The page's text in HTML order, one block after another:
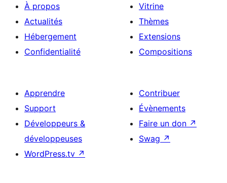
À propos
Actualités
Hébergement
Confidentialité
Vitrine
Thèmes
Extensions
Compositions
Apprendre
Support
Développeurs &
développeuses
WordPress.tv ↗
Contribuer
Évènements
Faire un don ↗
Swag ↗